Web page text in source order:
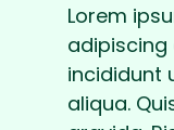
Lorem
adipiscing
incididunt
aliqua.